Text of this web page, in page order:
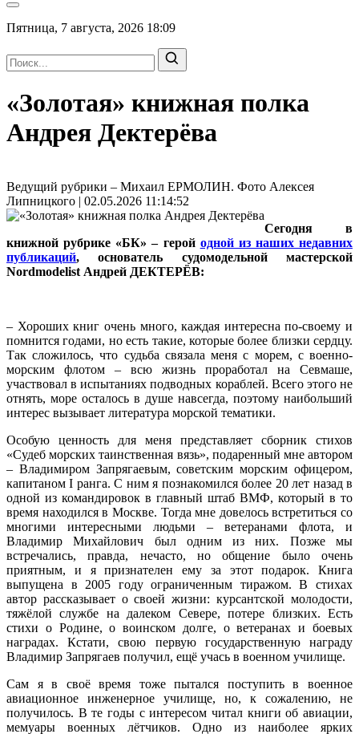
Пятница, 7 августа, 2026 18:09
«Золотая» книжная полка
Андрея Дектерёва
Ведущий рубрики – Михаил ЕРМОЛИН. Фото Алексея
Липницкого | 02.05.2026 11:14:52
Сегодня в
книжной рубрике «БК» – герой одной из наших недавних
публикаций, основатель судомодельной мастерской
Nordmodelist Андрей ДЕКТЕРЁВ:
– Хороших книг очень много, каждая интересна по-своему и
помнится годами, но есть такие, которые более близки сердцу.
Так сложилось, что судьба связала меня с морем, с военно-
морским флотом – всю жизнь проработал на Севмаше,
участвовал в испытаниях подводных кораблей. Всего этого не
отнять, море осталось в душе навсегда, поэтому наибольший
интерес вызывает литература морской тематики.
Особую ценность для меня представляет сборник стихов
«Судеб морских таинственная вязь», подаренный мне автором
– Владимиром Запрягаевым, советским морским офицером,
капитаном I ранга. С ним я познакомился более 20 лет назад в
одной из командировок в главный штаб ВМФ, который в то
время находился в Москве. Тогда мне довелось встретиться со
многими интересными людьми – ветеранами флота, и
Владимир Михайлович был одним из них. Позже мы
встречались, правда, нечасто, но общение было очень
приятным, и я признателен ему за этот подарок. Книга
выпущена в 2005 году ограниченным тиражом. В стихах
автор рассказывает о своей жизни: курсантской молодости,
тяжёлой службе на далеком Севере, потере близких. Есть
стихи о Родине, о воинском долге, о ветеранах и боевых
наградах. Кстати, свою первую государственную награду
Владимир Запрягаев получил, ещё учась в военном училище.
Сам я в своё время тоже пытался поступить в военное
авиационное инженерное училище, но, к сожалению, не
получилось. В те годы с интересом читал книги об авиации,
мемуары военных лётчиков. Одно из наиболее ярких